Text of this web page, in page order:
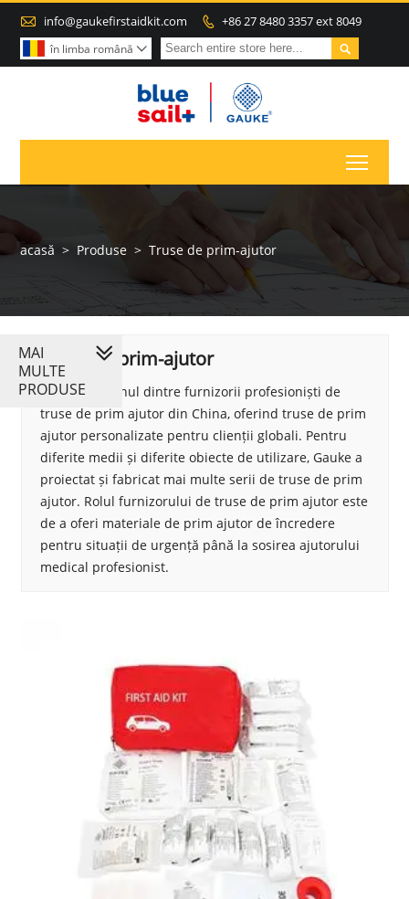
 info@gaukefirstaidkit.com  +86 27 8480 3357 ext 8049

în limba română 
acasă > Produse > Truse de prim-ajutor
Truse de prim-ajutor
Gauke este unul dintre furnizorii profesioniști de
truse de prim ajutor din China, oferind truse de prim
ajutor personalizate pentru clienții globali. Pentru
diferite medii și diferite obiecte de utilizare, Gauke a
proiectat și fabricat mai multe serii de truse de prim
ajutor. Rolul furnizorului de truse de prim ajutor este
de a oferi materiale de prim ajutor de încredere
pentru situații de urgență până la sosirea ajutorului
medical profesionist.
MAI
MULTE
PRODUSE